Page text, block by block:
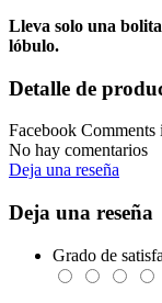
Lleva solo una
lóbulo.
Detalle de
Facebook
No hay comentarios
Deja una reseña
Deja una reseña
Grado de